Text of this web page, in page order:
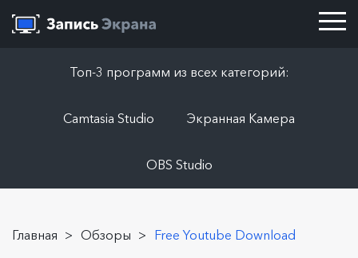
Топ-3 программ из всех категорий:
Camtasia Studio Экранная Камера
OBS Studio
Главная > Обзоры > Free Youtube Download